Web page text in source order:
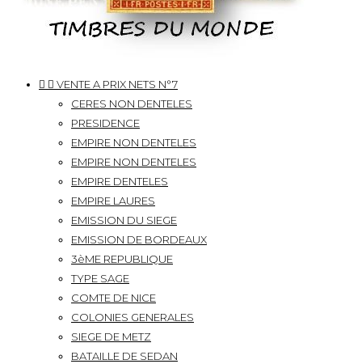
  VENTE A PRIX NETS N°7
CERES NON DENTELES
PRESIDENCE
EMPIRE NON DENTELES
EMPIRE NON DENTELES
EMPIRE DENTELES
EMPIRE LAURES
EMISSION DU SIEGE
EMISSION DE BORDEAUX
3èME REPUBLIQUE
TYPE SAGE
COMTE DE NICE
COLONIES GENERALES
SIEGE DE METZ
BATAILLE DE SEDAN